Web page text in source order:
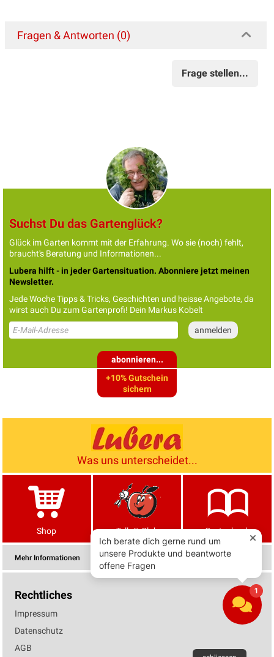
Fragen & Antworten (0)
Frage stellen...
Suchst Du das Gartenglück?
Glück im Garten kommt mit der Erfahrung. Wo sie (noch) fehlt,
braucht's Beratung und Informationen...
Lubera hilft - in jeder Gartensituation. Abonniere jetzt meinen
Newsletter.
Jede Woche Tipps & Tricks, Geschichten und heisse Angebote, da
wirst auch Du zum Gartenprofi! Dein Markus Kobelt
abonnieren...
+10% Gutschein
sichern
Was uns unterscheidet...
Shop Tells® Club Gartenbuch
Mehr Informationen
Rechtliches
Impressum
Datenschutz
AGB